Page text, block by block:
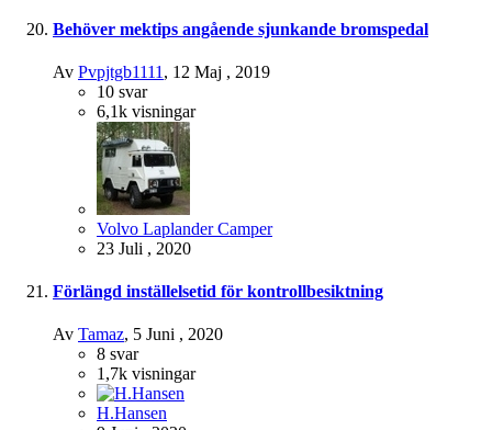
Behöver mektips angående sjunkande bromspedal
Av Pvpjtgb1111 , 12 Maj , 2019
10 svar
6,1k visningar
Volvo Laplander Camper
23 Juli , 2020
Förlängd inställelsetid för kontrollbesiktning
Av Tamaz, 5 Juni , 2020
8 svar
1,7k visningar
H.Hansen